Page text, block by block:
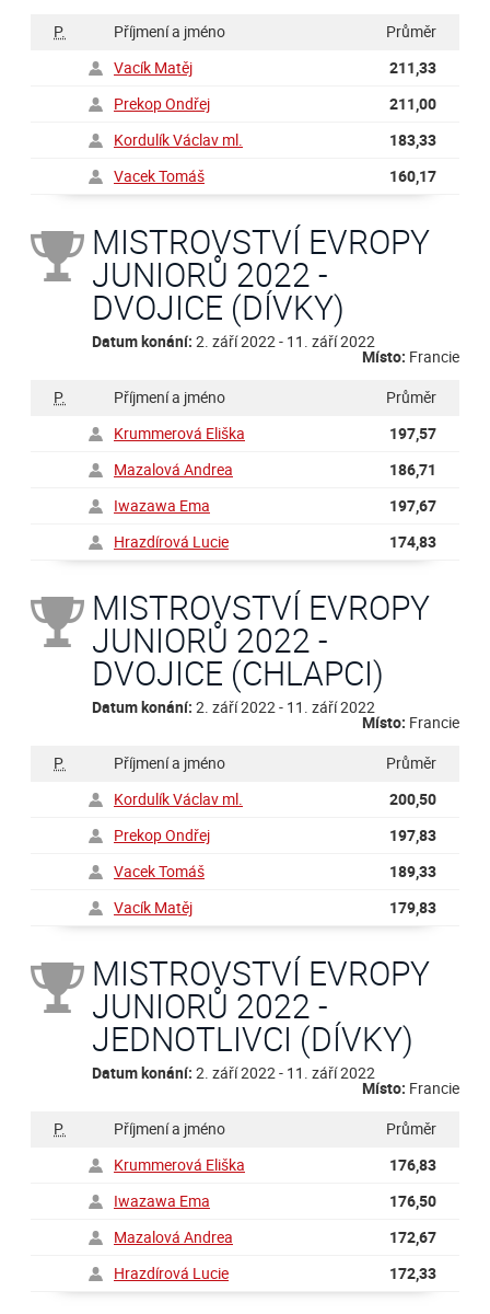
P.
Příjmení a jméno
Průměr
Vacík Matěj
211,33
Prekop Ondřej
211,00
Kordulík Václav ml.
183,33
Vacek Tomáš
160,17
MISTROVSTVÍ EVROPY
JUNIORŮ 2022 -
DVOJICE (DÍVKY)
Datum konání: 2. září 2022 - 11. září 2022
Místo: Francie
P.
Příjmení a jméno
Průměr
Krummerová Eliška
197,57
Mazalová Andrea
186,71
Iwazawa Ema
197,67
Hrazdírová Lucie
174,83
MISTROVSTVÍ EVROPY
JUNIORŮ 2022 -
DVOJICE (CHLAPCI)
Datum konání: 2. září 2022 - 11. září 2022
Místo: Francie
P.
Příjmení a jméno
Průměr
Kordulík Václav ml.
200,50
Prekop Ondřej
197,83
Vacek Tomáš
189,33
Vacík Matěj
179,83
MISTROVSTVÍ EVROPY
JUNIORŮ 2022 -
JEDNOTLIVCI (DÍVKY)
Datum konání: 2. září 2022 - 11. září 2022
Místo: Francie
P.
Příjmení a jméno
Průměr
Krummerová Eliška
176,83
Iwazawa Ema
176,50
Mazalová Andrea
172,67
Hrazdírová Lucie
172,33